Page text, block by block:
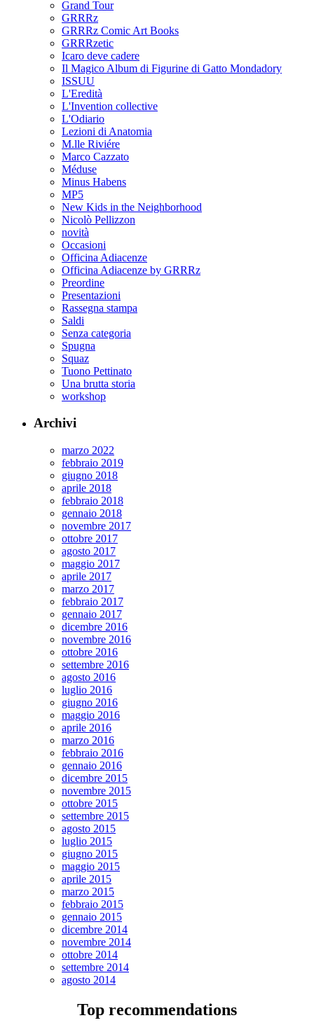
Grand Tour
GRRRz
GRRRz Comic Art Books
GRRRzetic
Icaro deve cadere
Il Magico Album di Figurine di Gatto Mondadory
ISSUU
L'Eredità
L'Invention collective
L'Odiario
Lezioni di Anatomia
M.lle Riviére
Marco Cazzato
Méduse
Minus Habens
MP5
New Kids in the Neighborhood
Nicolò Pellizzon
novità
Occasioni
Officina Adiacenze
Officina Adiacenze by GRRRz
Preordine
Presentazioni
Rassegna stampa
Saldi
Senza categoria
Spugna
Squaz
Tuono Pettinato
Una brutta storia
workshop
Archivi
marzo 2022
febbraio 2019
giugno 2018
aprile 2018
febbraio 2018
gennaio 2018
novembre 2017
ottobre 2017
agosto 2017
maggio 2017
aprile 2017
marzo 2017
febbraio 2017
gennaio 2017
dicembre 2016
novembre 2016
ottobre 2016
settembre 2016
agosto 2016
luglio 2016
giugno 2016
maggio 2016
aprile 2016
marzo 2016
febbraio 2016
gennaio 2016
dicembre 2015
novembre 2015
ottobre 2015
settembre 2015
agosto 2015
luglio 2015
giugno 2015
maggio 2015
aprile 2015
marzo 2015
febbraio 2015
gennaio 2015
dicembre 2014
novembre 2014
ottobre 2014
settembre 2014
agosto 2014
Top recommendations